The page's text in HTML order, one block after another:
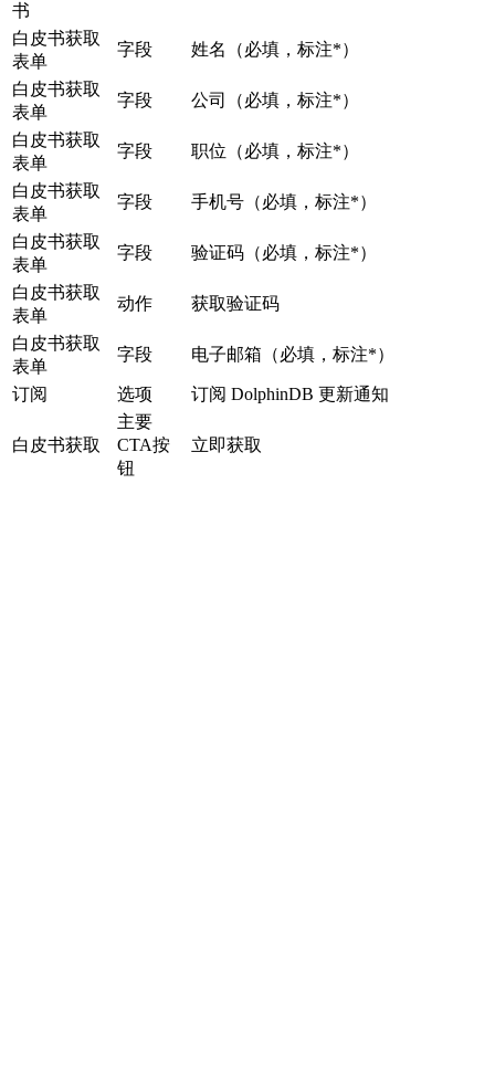
书
白皮书获取
表单
字段 姓名（必填，标注*）
白皮书获取
表单
字段 公司（必填，标注*）
白皮书获取
表单
字段 职位（必填，标注*）
白皮书获取
表单
字段 手机号（必填，标注*）
白皮书获取
表单
字段 验证码（必填，标注*）
白皮书获取
表单
动作 获取验证码
白皮书获取
表单
字段 电子邮箱（必填，标注*）
订阅 选项 订阅 DolphinDB 更新通知
白皮书获取
主要
CTA按
钮
立即获取